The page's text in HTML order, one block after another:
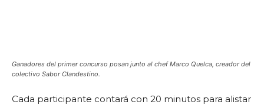
Ganadores del primer concurso posan junto al chef Marco Quelca, creador del
colectivo Sabor Clandestino.
Cada participante contará con 20 minutos para alistar